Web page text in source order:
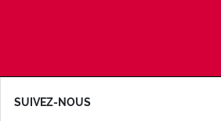
SUIVEZ-NOUS